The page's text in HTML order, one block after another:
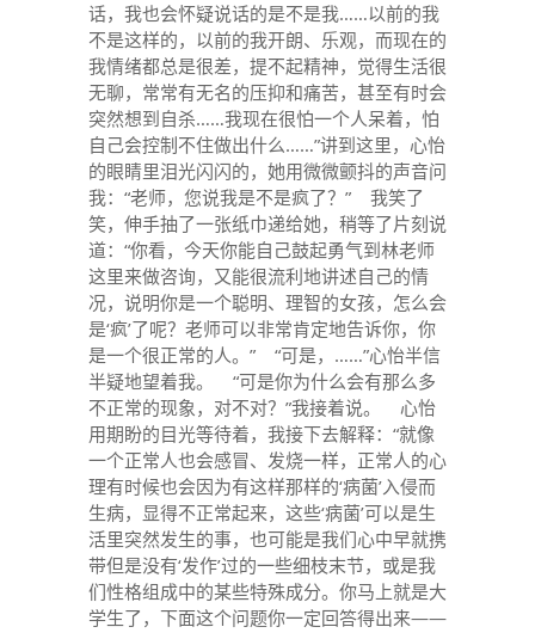
话，我也会怀疑说话的是不是我……以前的我
不是这样的，以前的我开朗、乐观，而现在的
我情绪都总是很差，提不起精神，觉得生活很
无聊，常常有无名的压抑和痛苦，甚至有时会
突然想到自杀……我现在很怕一个人呆着，怕
自己会控制不住做出什么……”讲到这里，心怡
的眼睛里泪光闪闪的，她用微微颤抖的声音问
我：“老师，您说我是不是疯了？” 我笑了
笑，伸手抽了一张纸巾递给她，稍等了片刻说
道：“你看，今天你能自己鼓起勇气到林老师
这里来做咨询，又能很流利地讲述自己的情
况，说明你是一个聪明、理智的女孩，怎么会
是‘疯’了呢？老师可以非常肯定地告诉你，你
是一个很正常的人。” “可是，……”心怡半信
半疑地望着我。 “可是你为什么会有那么多
不正常的现象，对不对？”我接着说。 心怡
用期盼的目光等待着，我接下去解释：“就像
一个正常人也会感冒、发烧一样，正常人的心
理有时候也会因为有这样那样的‘病菌’入侵而
生病，显得不正常起来，这些‘病菌’可以是生
活里突然发生的事，也可能是我们心中早就携
带但是没有‘发作’过的一些细枝末节，或是我
们性格组成中的某些特殊成分。你马上就是大
学生了，下面这个问题你一定回答得出来——